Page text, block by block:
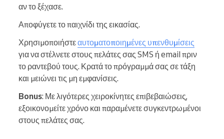
αν το ξέχασε.
Αποφύγετε το παιχνίδι της εικασίας.
Χρησιμοποιήστεαυτοματοποιημένες υπενθυμίσεις
για να στέλνετε στους πελάτες σας SMS ή email πριν
το ραντεβού τους. Κρατά το πρόγραμμά σας σε τάξη
και μειώνει τις μη εμφανίσεις.
Bonus: Με λιγότερες χειροκίνητες επιβεβαιώσεις,
εξοικονομείτε χρόνο και παραμένετε συγκεντρωμένοι
στους πελάτες σας.